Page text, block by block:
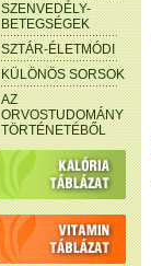
SZENVEDÉLY-
BETEGSÉGEK
SZTÁR-ÉLETMÓDI
KÜLÖNÖS SORSOK
AZ
ORVOSTUDOMÁNY
TÖRTÉNETÉBŐL